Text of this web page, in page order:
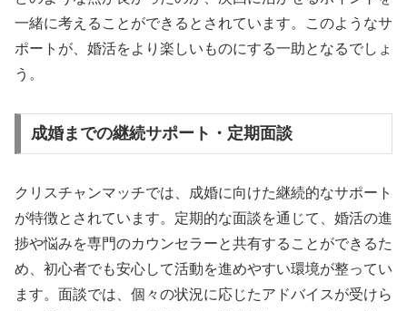
一緒に考えることができるとされています。このようなサ
ポートが、婚活をより楽しいものにする一助となるでしょ
う。
成婚までの継続サポート・定期面談
クリスチャンマッチでは、成婚に向けた継続的なサポート
が特徴とされています。定期的な面談を通じて、婚活の進
捗や悩みを専門のカウンセラーと共有することができるた
め、初心者でも安心して活動を進めやすい環境が整ってい
ます。面談では、個々の状況に応じたアドバイスが受けら